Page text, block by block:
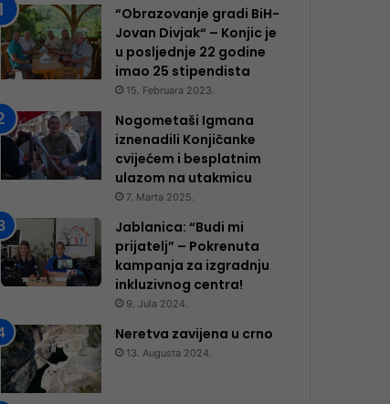
“Obrazovanje gradi BiH-
Jovan Divjak“ – Konjic je
u posljednje 22 godine
imao 25 ​​stipendista
15. Februara 2023.
Nogometaši Igmana
iznenadili Konjičanke
cvijećem i besplatnim
ulazom na utakmicu
7. Marta 2025.
Jablanica: “Budi mi
prijatelj” – Pokrenuta
kampanja za izgradnju
inkluzivnog centra!
9. Jula 2024.
Neretva zavijena u crno
13. Augusta 2024.